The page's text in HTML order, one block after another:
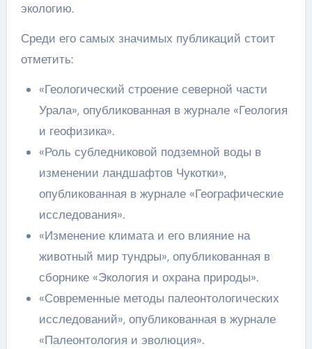
экологию.
Среди его самых значимых публикаций стоит
отметить:
«Геологический строение северной части
Урала», опубликованная в журнале «Геология
и геофизика».
«Роль субледниковой подземной воды в
изменении ландшафтов Чукотки»,
опубликованная в журнале «Географические
исследования».
«Изменение климата и его влияние на
животный мир тундры», опубликованная в
сборнике «Экология и охрана природы».
«Современные методы палеонтологических
исследований», опубликованная в журнале
«Палеонтология и эволюция».